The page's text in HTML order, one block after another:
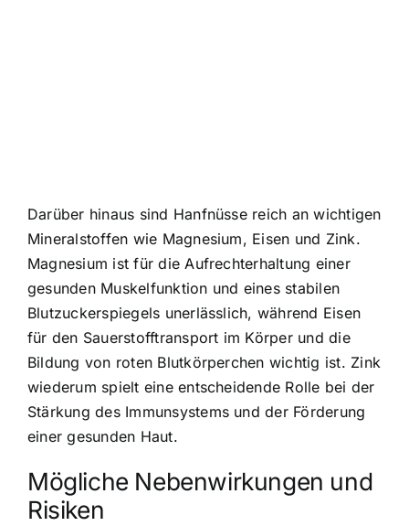
Darüber hinaus sind Hanfnüsse reich an wichtigen
Mineralstoffen wie Magnesium, Eisen und Zink.
Magnesium ist für die Aufrechterhaltung einer
gesunden Muskelfunktion und eines stabilen
Blutzuckerspiegels unerlässlich, während Eisen
für den Sauerstofftransport im Körper und die
Bildung von roten Blutkörperchen wichtig ist. Zink
wiederum spielt eine entscheidende Rolle bei der
Stärkung des Immunsystems und der Förderung
einer gesunden Haut.
Mögliche Nebenwirkungen und
Risiken